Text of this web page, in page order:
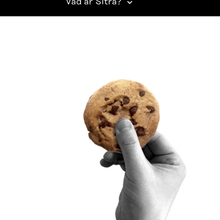
Vad är Sitra?
Beskrivning av handlingsoffentligheten